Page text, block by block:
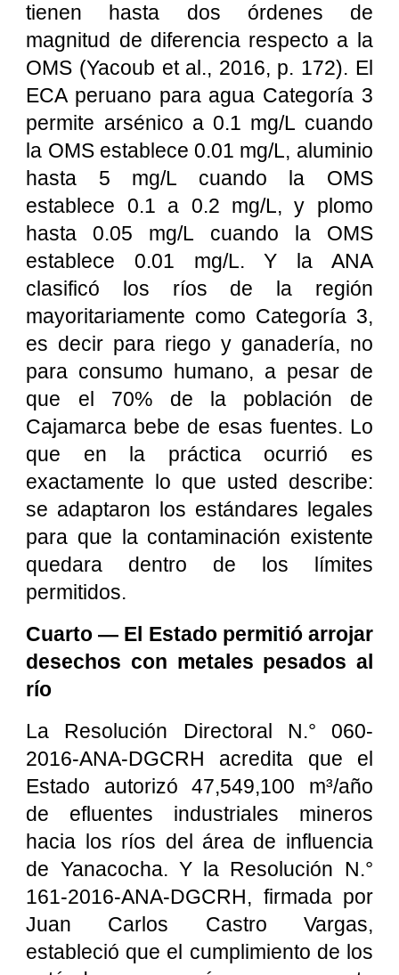
tienen hasta dos órdenes de
magnitud de diferencia respecto a la
OMS (Yacoub et al., 2016, p. 172). El
ECA peruano para agua Categoría 3
permite arsénico a 0.1 mg/L cuando
la OMS establece 0.01 mg/L, aluminio
hasta 5 mg/L cuando la OMS
establece 0.1 a 0.2 mg/L, y plomo
hasta 0.05 mg/L cuando la OMS
establece 0.01 mg/L. Y la ANA
clasificó los ríos de la región
mayoritariamente como Categoría 3,
es decir para riego y ganadería, no
para consumo humano, a pesar de
que el 70% de la población de
Cajamarca bebe de esas fuentes. Lo
que en la práctica ocurrió es
exactamente lo que usted describe:
se adaptaron los estándares legales
para que la contaminación existente
quedara dentro de los límites
permitidos.
Cuarto — El Estado permitió arrojar
desechos con metales pesados al
río
La Resolución Directoral N.° 060-
2016-ANA-DGCRH acredita que el
Estado autorizó 47,549,100 m³/año
de efluentes industriales mineros
hacia los ríos del área de influencia
de Yanacocha. Y la Resolución N.°
161-2016-ANA-DGCRH, firmada por
Juan Carlos Castro Vargas,
estableció que el cumplimiento de los